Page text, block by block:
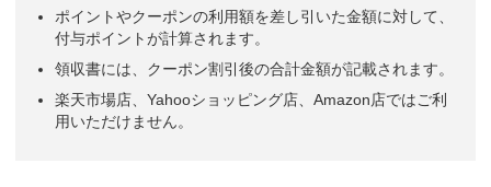
ポイントやクーポンの利用額を差し引いた金額に対して、
付与ポイントが計算されます。
領収書には、クーポン割引後の合計金額が記載されます。
楽天市場店、Yahooショッピング店、Amazon店ではご利
用いただけません。